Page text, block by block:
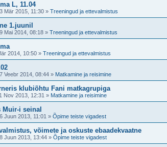
L, 11.04
Mär 2015, 11:30 » Treeningud ja ettevalmistus
1.juunil
Mai 2014, 08:18 » Treeningud ja ettevalmistus
2014, 10:50 » Treeningud ja ettevalmistus
Veebr 2014, 08:44 » Matkamine ja reisimine
klubiõhtu Fani matkagrupiga
Nov 2013, 12:31 » Matkamine ja reisimine
Muir-i seinal
Juun 2013, 11:01 » Õpime teiste vigadest
võimete ja oskuste ebaadekvaatne
Juun 2013, 13:44 » Õpime teiste vigadest